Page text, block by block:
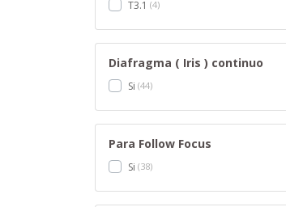
T3.1 4
Diafragma ( Iris ) continuo
Si 44
Para Follow Focus
Si 38